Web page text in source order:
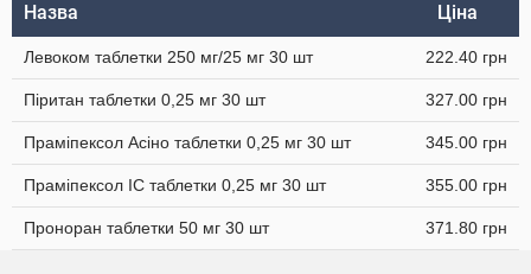
Назва Ціна
Левоком таблетки 250 мг/25 мг 30 шт 222.40 грн
Піритан таблетки 0,25 мг 30 шт 327.00 грн
Праміпексол Асіно таблетки 0,25 мг 30 шт 345.00 грн
Праміпексол IC таблетки 0,25 мг 30 шт 355.00 грн
Проноран таблетки 50 мг 30 шт 371.80 грн